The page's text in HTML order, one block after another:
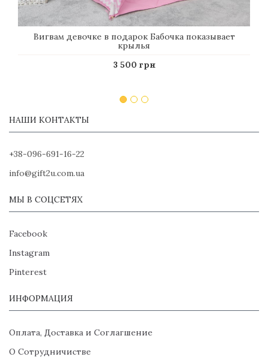
Вигвам девочке в подарок Бабочка показывает
крылья
3 500 грн
НАШИ КОНТАКТЫ
+38-096-691-16-22
info@gift2u.com.ua
МЫ В СОЦСЕТЯХ
Facebook
Instagram
Pinterest
ИНФОРМАЦИЯ
Оплата, Доставка и Соглагшение
О Сотрудничистве